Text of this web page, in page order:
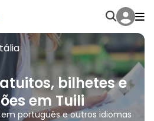
bilhetes e
em Tuili
em português e outros idiomas